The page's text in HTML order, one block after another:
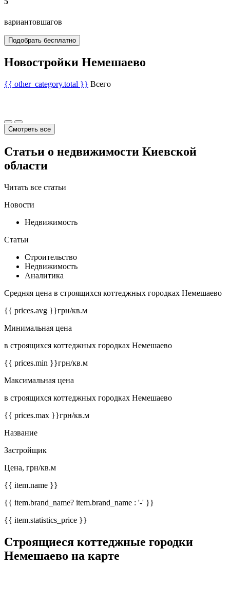
вариантовшагов
Подобрать бесплатно
Новостройки Немешаево
{{ other_category.total }} Всего
Смотреть все
Статьи о недвижимости Киевской
области
Читать все статьи
Новости
Недвижимость
Статьи
Строительство
Недвижимость
Аналитика
Средняя цена в строящихся коттеджных городках Немешаево
{{ prices.avg }}грн/кв.м
Минимальная цена
в строящихся коттеджных городках Немешаево
{{ prices.min }}грн/кв.м
Максимальная цена
в строящихся коттеджных городках Немешаево
{{ prices.max }}грн/кв.м
Название
Застройщик
Цена, грн/кв.м
{{ item.name }}
{{ item.brand_name? item.brand_name : '-' }}
{{ item.statistics_price }}
Строящиеся коттеджные городки
Немешаево на карте